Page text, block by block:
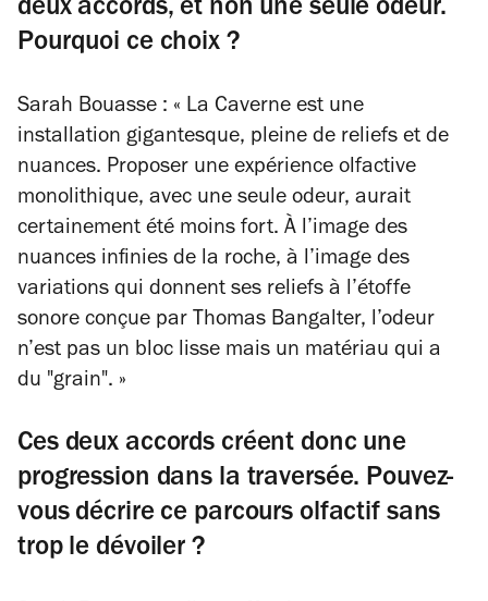
deux accords, et non une seule odeur.
Pourquoi ce choix ?
Sarah Bouasse : « La Caverne est une
installation gigantesque, pleine de reliefs et de
nuances. Proposer une expérience olfactive
monolithique, avec une seule odeur, aurait
certainement été moins fort. À l’image des
nuances infinies de la roche, à l’image des
variations qui donnent ses reliefs à l’étoffe
sonore conçue par Thomas Bangalter, l’odeur
n’est pas un bloc lisse mais un matériau qui a
du "grain". »
Ces deux accords créent donc une
progression dans la traversée. Pouvez-
vous décrire ce parcours olfactif sans
trop le dévoiler ?